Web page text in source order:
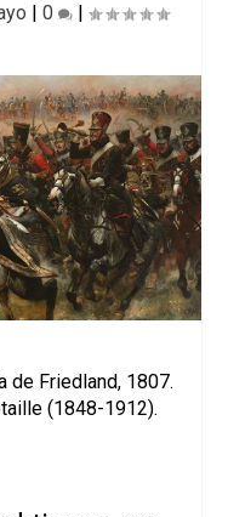
| 0 |
de Friedland, 1807.
(1848-1912).